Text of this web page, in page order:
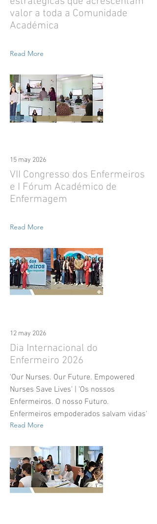
valor a toda a Comunidade
Académica
Read More
15 may 2026
VII Congresso dos Enfermeiros
e I Fórum Académico de
Enfermagem
Read More
12 may 2026
Dia Internacional do
Enfermeiro 2026
'Our Nurses. Our Future. Empowered
Nurses Save Lives' | 'Os nossos
Enfermeiros. O nosso Futuro.
Enfermeiros empoderados salvam vidas'
Read More